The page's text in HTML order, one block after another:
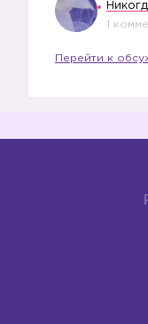
1
Перейти к